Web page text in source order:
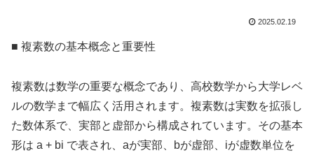
2025.02.19
■ 複素数の基本概念と重要性
複素数は数学の重要な概念であり、高校数学から大学レベ
ルの数学まで幅広く活用されます。複素数は実数を拡張し
た数体系で、実部と虚部から構成されています。その基本
形は a + bi で表され、aが実部、bが虚部、iが虚数単位を